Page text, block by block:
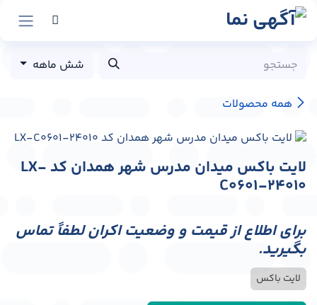
پرش به محتوا
همه محصولات
شش ماهه
لایت باکس میدان مدرس شهر همدان کد LX-
C0601-24010
برای اطلاع از قیمت و وضعیت اکران لطفاً تماس
بگیرید.
لایت باکس